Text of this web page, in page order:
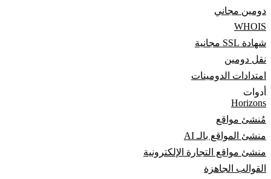
دومين مجاني
WHOIS
شهادة SSL مجانية
نقل دومين
امتدادات الدومينات
أدوات
Horizons
مُنشئ مواقع
منشئ المواقع بالـ AI
منشئ مواقع التجارة الإلكترونية
القوالب الجاهزة